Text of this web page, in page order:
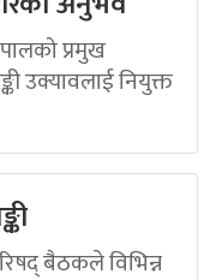
प्रमुख
उक्यावलाई नियुक्त
बैठकले विभिन्न